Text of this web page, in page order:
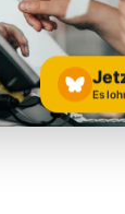
Es